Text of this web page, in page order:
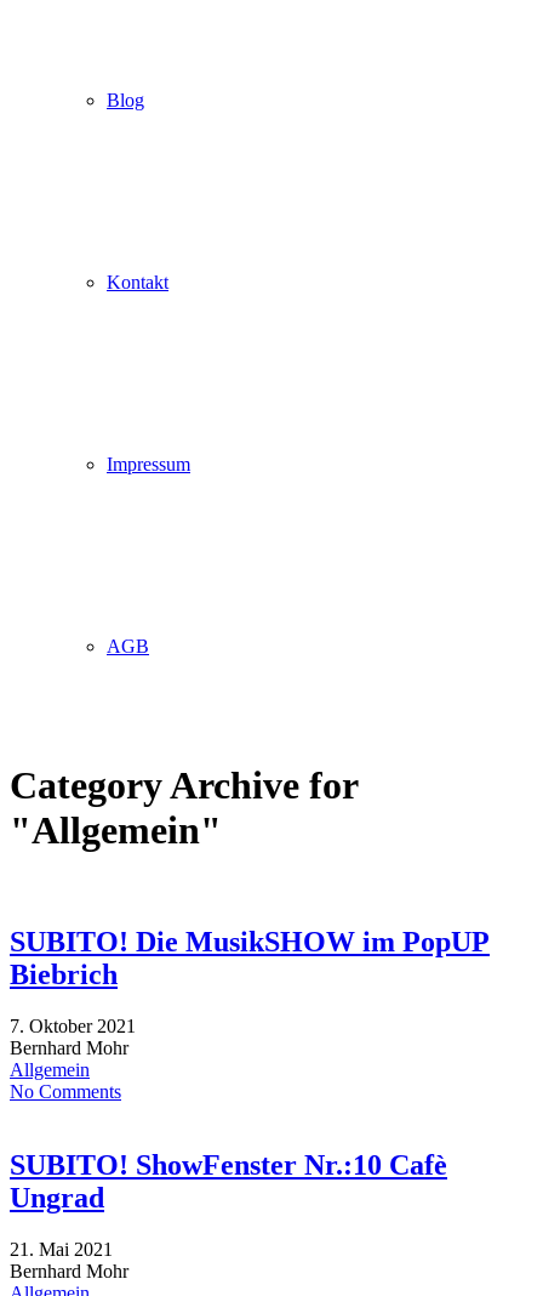
Blog
Kontakt
Impressum
AGB
Category Archive for
"Allgemein"
SUBITO! Die MusikSHOW im PopUP
Biebrich
7. Oktober 2021
Bernhard Mohr
Allgemein
No Comments
SUBITO! ShowFenster Nr.:10 Cafè
Ungrad
21. Mai 2021
Bernhard Mohr